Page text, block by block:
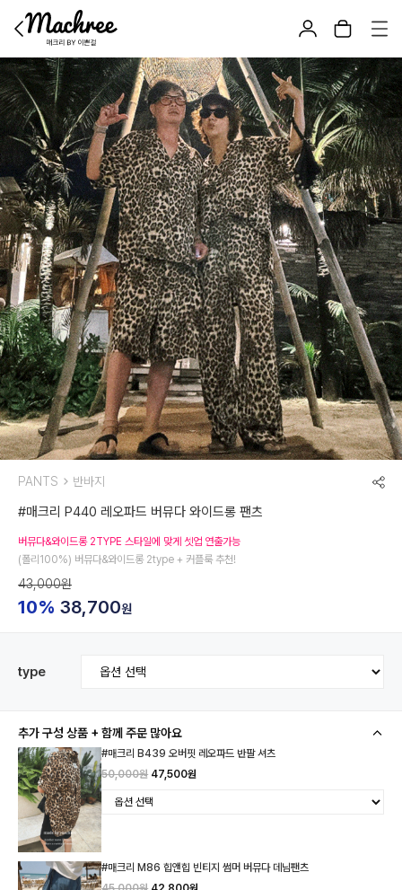
PANTS 반바지
#매크리 P440 레오파드 버뮤다 와이드롱 팬츠
버뮤다&와이드롱 2TYPE 스타일에 맞게 셋업 연출가능
(폴리100%) 버뮤다&와이드롱 2type + 커플룩 추천!
43,000원
10% 38,700원
type
추가 구성 상품 + 함께 주문 많아요
#매크리 B439 오버핏 레오파드 반팔 셔츠
50,000원 47,500원
#매크리 M86 힙앤힙 빈티지 썸머 버뮤다 데님팬츠